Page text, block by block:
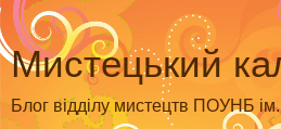
Мистецький
Блог відділу мистецтв ПОУНБ